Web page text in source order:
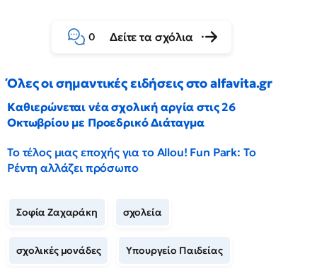
0 Δείτε τα σχόλια
Όλες οι σημαντικές ειδήσεις στο alfavita.gr
Καθιερώνεται νέα σχολική αργία στις 26
Οκτωβρίου με Προεδρικό Διάταγμα
Το τέλος μιας εποχής για το Allou! Fun Park: Το
Ρέντη αλλάζει πρόσωπο
Σοφία Ζαχαράκη σχολεία
σχολικές μονάδες Υπουργείο Παιδείας